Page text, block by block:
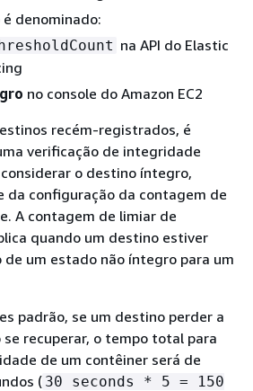
denominado:
na API do Elastic
no console do Amazon EC2
recém-registrados, é
verificação de integridade
o destino íntegro,
da configuração da contagem de
A contagem de limiar de
quando um destino estiver
um estado não íntegro para um
padrão, se um destino perder a
recuperar, o tempo total para
de um contêiner será de
( 30 seconds * 5 = 150